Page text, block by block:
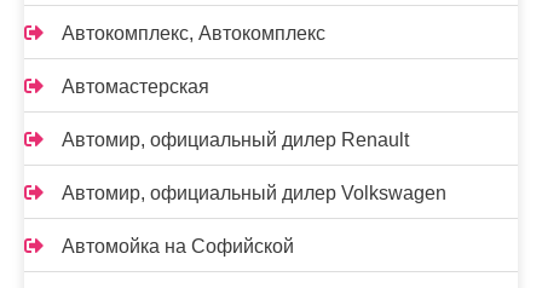
Автокомплекс, Автокомплекс
Автомастерская
Автомир, официальный дилер Renault
Автомир, официальный дилер Volkswagen
Автомойка на Софийской